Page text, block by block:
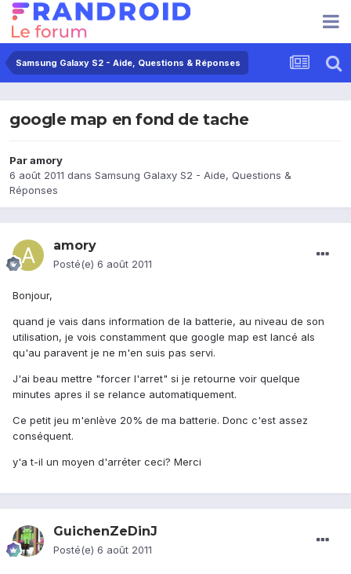
Samsung Galaxy S2 - Aide, Questions & Réponses
google map en fond de tache
Paramory
6 août 2011 dans Samsung Galaxy S2 - Aide, Questions &
Réponses
amory
Posté(e) 6 août 2011
Bonjour,
quand je vais dans information de la batterie, au niveau de son
utilisation, je vois constamment que google map est lancé als
qu'au paravent je ne m'en suis pas servi.
J'ai beau mettre "forcer l'arret" si je retourne voir quelque
minutes apres il se relance automatiquement.
Ce petit jeu m'enlève 20% de ma batterie. Donc c'est assez
conséquent.
y'a t-il un moyen d'arréter ceci? Merci
GuichenZeDinJ
Posté(e) 6 août 2011